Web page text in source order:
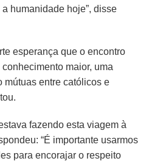
humanidade hoje”, disse
esperança que o encontro
maior, uma
mútuas entre católicos e
fazendo esta viagem à
“É importante usarmos
para encorajar o respeito